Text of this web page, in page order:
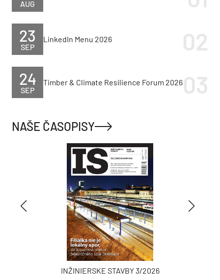
AUG
SEP
23 LinkedIn Menu 2026
SEP
24 Timber & Climate Resilience Forum 2026
NAŠE ČASOPISY
INŽINIERSKE STAVBY 3/2026